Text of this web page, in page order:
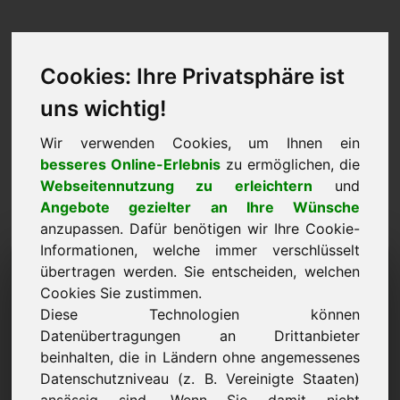
Cookies: Ihre Privatsphäre ist
uns wichtig!
Wir verwenden Cookies, um Ihnen ein
besseres Online-Erlebnis zu ermöglichen, die
Webseitennutzung zu erleichtern und
Angebote gezielter an Ihre Wünsche
anzupassen. Dafür benötigen wir Ihre Cookie-
Informationen, welche immer verschlüsselt
übertragen werden. Sie entscheiden, welchen
Cookies Sie zustimmen.
Diese Technologien können
Datenübertragungen an Drittanbieter
beinhalten, die in Ländern ohne angemessenes
Datenschutzniveau (z. B. Vereinigte Staaten)
Preisvorschlag: mz.be
Ich möchte einen Preisvorschlag für die Domain
mz.be unterbreiten.
Name, Firma